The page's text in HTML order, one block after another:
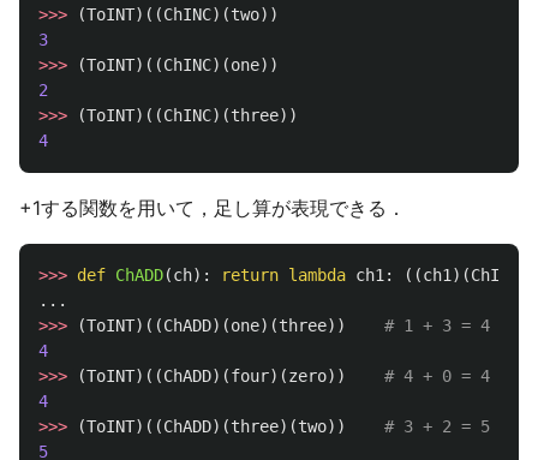
>>>
(ToINT)((ChINC)(two))
3
>>>
(ToINT)((ChINC)(one))
2
>>>
(ToINT)((ChINC)(three))
4
+1する関数を用いて，足し算が表現できる．
>>> def ChADD(ch): return lambda ch1 : ((ch1 )(ChINC
...
>>>
(ToINT)((ChADD)(one)(three))
4
>>>
(ToINT)((ChADD)(four)(zero))
4
>>>
(ToINT)((ChADD)(three)(two))
5